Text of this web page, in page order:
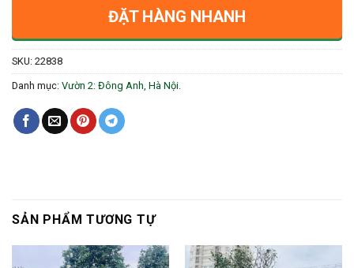
ĐẶT HÀNG NHANH
SKU: 22838
Danh mục: Vườn 2: Đông Anh, Hà Nội.
SẢN PHẨM TƯƠNG TỰ